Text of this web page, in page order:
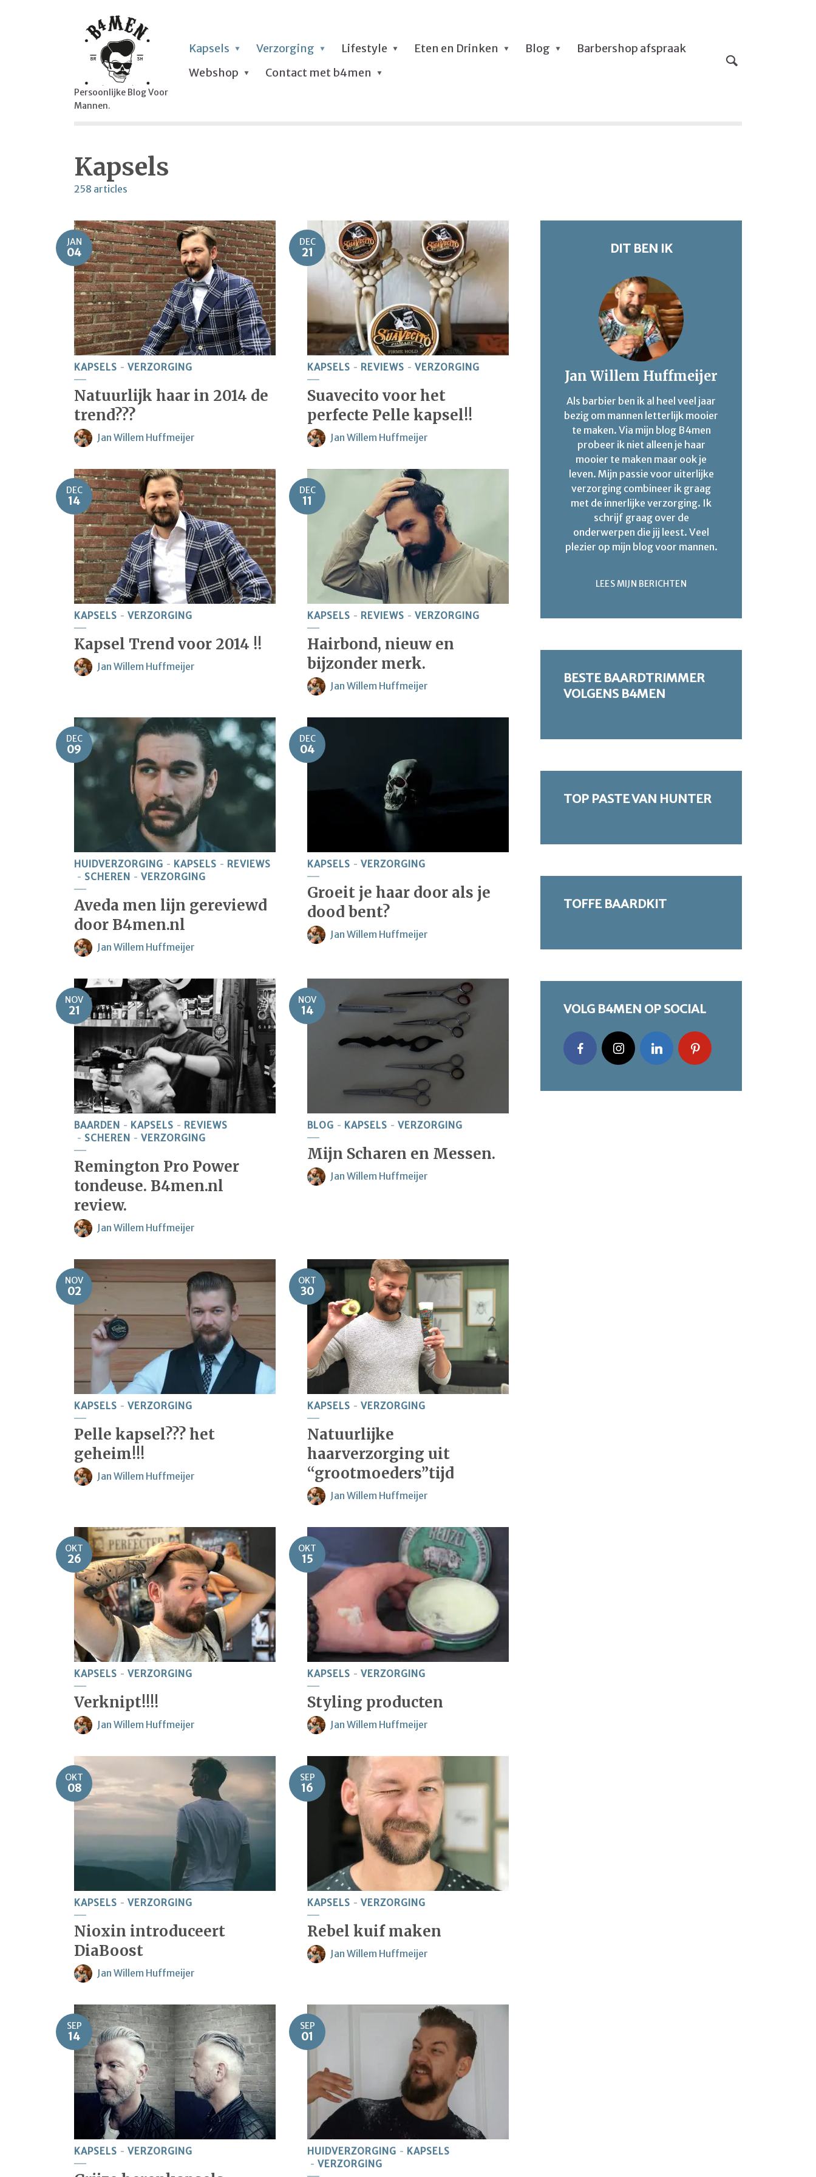
Persoonlijke Blog Voor
Mannen.
Kapsels Verzorging Lifestyle Eten en Drinken Blog
Barbershop afspraak
Webshop
Contact met b4men
Kapsels
258 articles
JAN
04
KAPSELS VERZORGING
Natuurlijk haar in 2014 de
trend???
Jan Willem Huffmeijer
DEC
21
KAPSELS REVIEWS VERZORGING
Suavecito voor het
perfecte Pelle kapsel!!
Jan Willem Huffmeijer
DEC
14
KAPSELS VERZORGING
Kapsel Trend voor 2014 !!
Jan Willem Huffmeijer
DEC
11
KAPSELS REVIEWS VERZORGING
Hairbond, nieuw en
bijzonder merk.
Jan Willem Huffmeijer
DEC
09
HUIDVERZORGING KAPSELS
REVIEWS
SCHEREN
VERZORGING
Aveda men lijn gereviewd
door B4men.nl
Jan Willem Huffmeijer
DEC
04
KAPSELS VERZORGING
Groeit je haar door als je
dood bent?
Jan Willem Huffmeijer
NOV
21
BAARDEN KAPSELS
REVIEWS
SCHEREN
VERZORGING
Remington Pro Power
tondeuse. B4men.nl
review.
Jan Willem Huffmeijer
NOV
14
BLOG KAPSELS VERZORGING
Mijn Scharen en Messen.
Jan Willem Huffmeijer
NOV
02
KAPSELS VERZORGING
Pelle kapsel??? het
geheim!!!
Jan Willem Huffmeijer
OKT
30
KAPSELS VERZORGING
Natuurlijke
haarverzorging uit
“grootmoeders”tijd
Jan Willem Huffmeijer
OKT
26
KAPSELS VERZORGING
Verknipt!!!!
Jan Willem Huffmeijer
OKT
15
KAPSELS VERZORGING
Styling producten
Jan Willem Huffmeijer
OKT
08
KAPSELS VERZORGING
Nioxin introduceert
DiaBoost
Jan Willem Huffmeijer
SEP
16
KAPSELS VERZORGING
Rebel kuif maken
Jan Willem Huffmeijer
SEP
14
KAPSELS VERZORGING
SEP
01
HUIDVERZORGING
KAPSELS
VERZORGING
DIT BEN IK
Jan Willem Huffmeijer
Als barbier ben ik al heel veel jaar
bezig om mannen letterlijk mooier
te maken. Via mijn blog B4men
probeer ik niet alleen je haar
mooier te maken maar ook je
leven. Mijn passie voor uiterlijke
verzorging combineer ik graag
met de innerlijke verzorging. Ik
schrijf graag over de
onderwerpen die jij leest. Veel
plezier op mijn blog voor mannen.
LEES MIJN BERICHTEN
BESTE BAARDTRIMMER
VOLGENS B4MEN
TOP PASTE VAN HUNTER
TOFFE BAARDKIT
VOLG B4MEN OP SOCIAL